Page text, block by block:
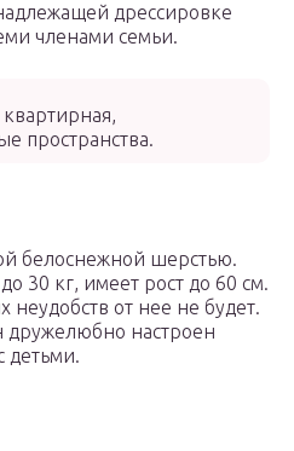
дрессировке
членами семьи.
пространства.
белоснежной шерстью.
30 кг, имеет рост до 60 см.
от нее не будет.
дружелюбно настроен
детьми.